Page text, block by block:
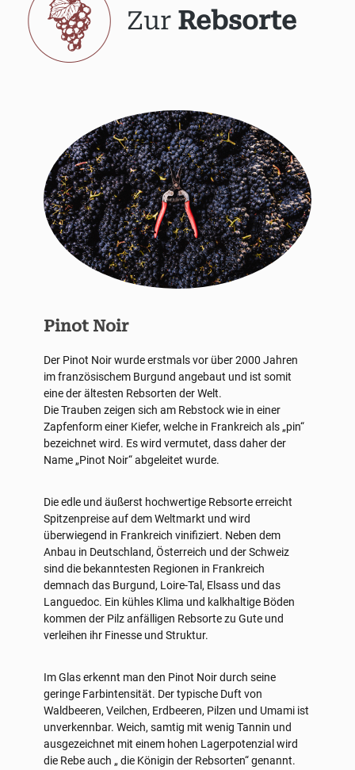
Zur Rebsorte
Pinot Noir
Der Pinot Noir wurde erstmals vor über 2000 Jahren
im französischem Burgund angebaut und ist somit
eine der ältesten Rebsorten der Welt.
Die Trauben zeigen sich am Rebstock wie in einer
Zapfenform einer Kiefer, welche in Frankreich als „pin“
bezeichnet wird. Es wird vermutet, dass daher der
Name „Pinot Noir“ abgeleitet wurde.
Die edle und äußerst hochwertige Rebsorte erreicht
Spitzenpreise auf dem Weltmarkt und wird
überwiegend in Frankreich vinifiziert. Neben dem
Anbau in Deutschland, Österreich und der Schweiz
sind die bekanntesten Regionen in Frankreich
demnach das Burgund, Loire-Tal, Elsass und das
Languedoc. Ein kühles Klima und kalkhaltige Böden
kommen der Pilz anfälligen Rebsorte zu Gute und
verleihen ihr Finesse und Struktur.
Im Glas erkennt man den Pinot Noir durch seine
geringe Farbintensität. Der typische Duft von
Waldbeeren, Veilchen, Erdbeeren, Pilzen und Umami ist
unverkennbar. Weich, samtig mit wenig Tannin und
ausgezeichnet mit einem hohen Lagerpotenzial wird
die Rebe auch „ die Königin der Rebsorten“ genannt.